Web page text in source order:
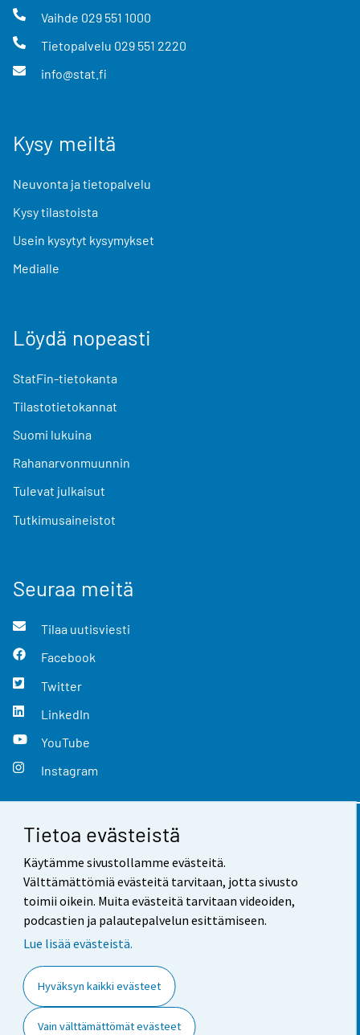
Tietoa evästeistä
Käytämme sivustollamme evästeitä.
Välttämättömiä evästeitä tarvitaan, jotta sivusto
toimii oikein. Muita evästeitä tarvitaan videoiden,
podcastien ja palautepalvelun esittämiseen.
Lue lisää evästeistä.
Hyväksyn kaikki evästeet
Vain välttämättömät evästeet
Vaihde 029 551 1000
Tietopalvelu 029 551 2220
info@stat.fi
Kysy meiltä
Neuvonta ja tietopalvelu
Kysy tilastoista
Usein kysytyt kysymykset
Medialle
Löydä nopeasti
StatFin-tietokanta
Tilastotietokannat
Suomi lukuina
Rahanarvonmuunnin
Tulevat julkaisut
Tutkimusaineistot
Seuraa meitä
Tilaa uutisviesti
Facebook
Twitter
LinkedIn
YouTube
Instagram
Yhteystiedot
Palaute
Käyttöehdot
Saavutettavuus
Tietoa sivustosta
Evästeasetukset